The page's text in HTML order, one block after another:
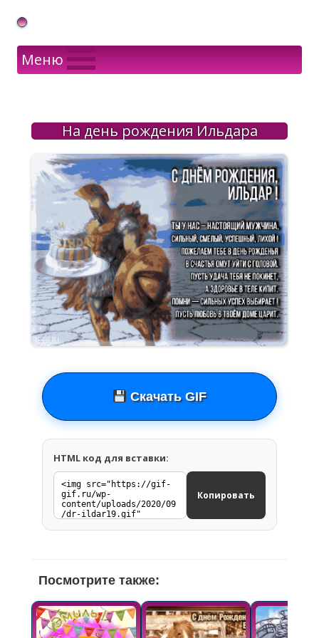
Gif Открытки в подарок
Меню
На день рождения Ильдара
Скачать GIF
HTML код для вставки:
Копировать
Посмотрите также: